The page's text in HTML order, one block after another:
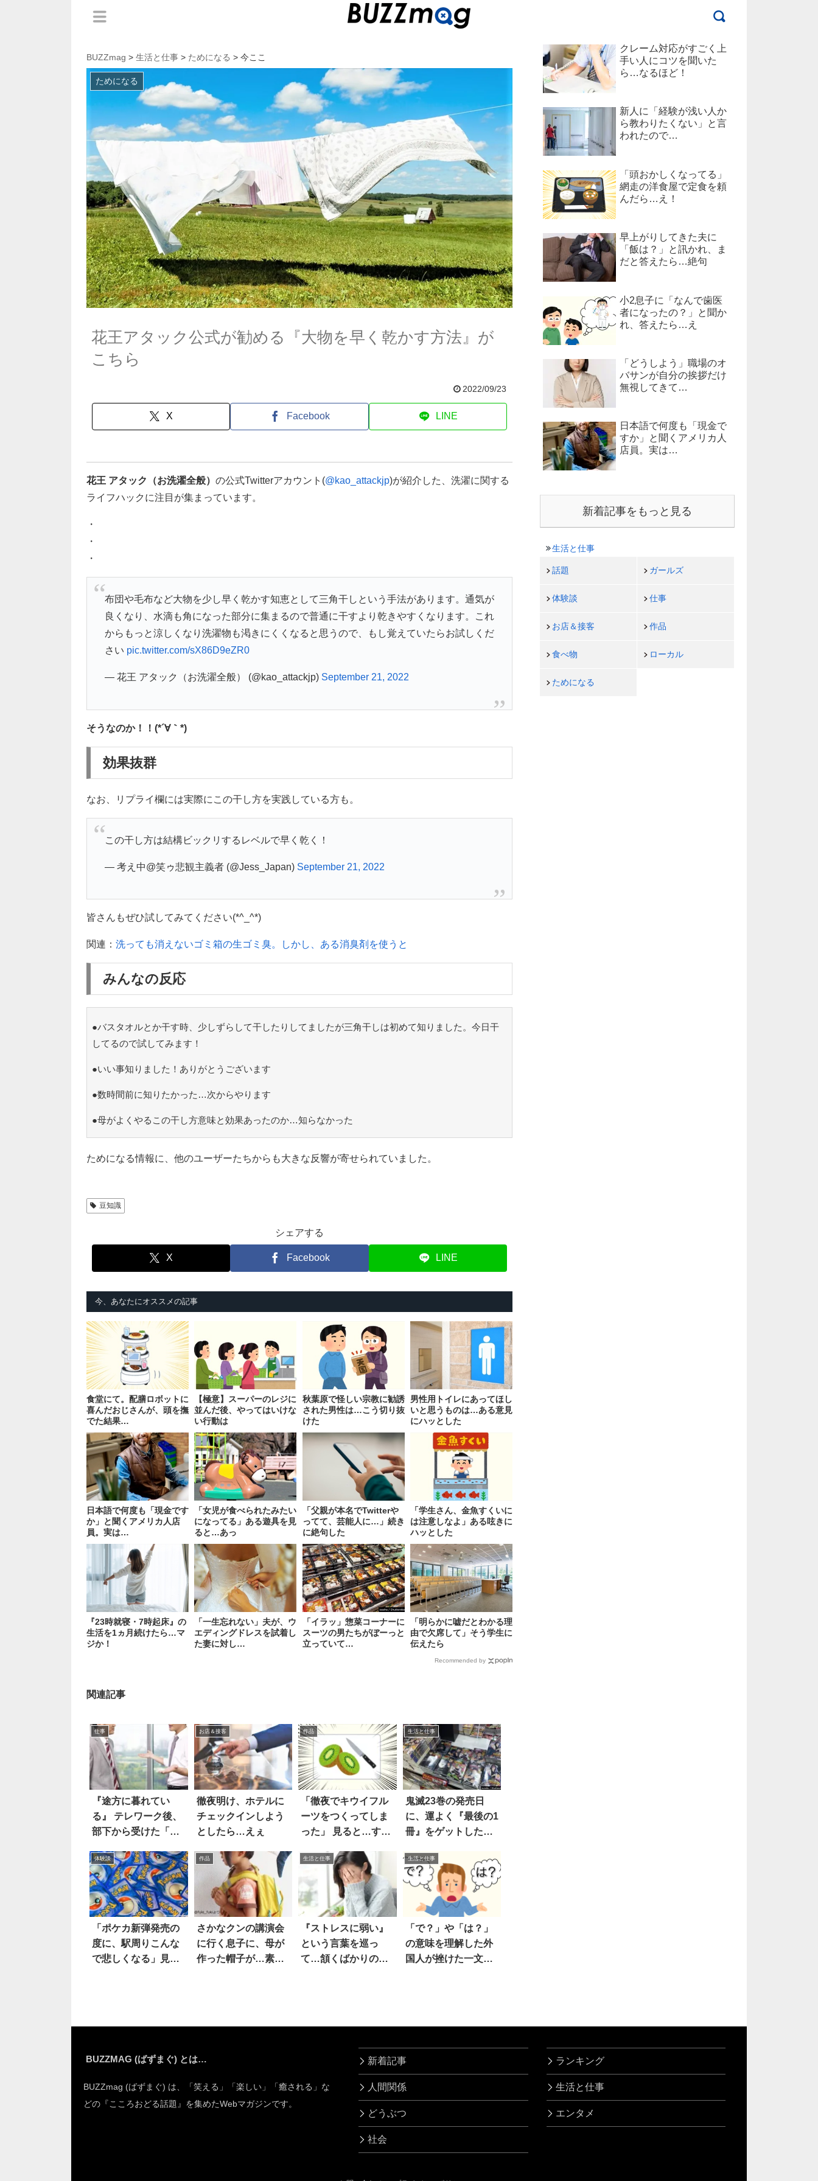
BUZZmag > 生活と仕事 > ためになる > 今ここ
ためになる
花王アタック公式が勧める『大物を早く乾かす方法』が
こちら
2022/09/23
X Facebook LINE
花王 アタック（お洗濯全般） の公式Twitterアカウント(@kao_attackjp)が紹介した、洗濯に関する
ライフハックに注目が集まっています。
・
・
・
布団や毛布など大物を少し早く乾かす知恵として三角干しという手法があります。通気が
良くなり、水滴も角になった部分に集まるので普通に干すより乾きやすくなります。これ
からもっと涼しくなり洗濯物も渇きにくくなると思うので、もし覚えていたらお試しくだ
さい pic.twitter.com/sX86D9eZR0
— 花王 アタック（お洗濯全般） (@kao_attackjp) September 21, 2022
そうなのか！！(*´∀｀*)
効果抜群
なお、リプライ欄には実際にこの干し方を実践している方も。
この干し方は結構ビックリするレベルで早く乾く！
— 考え中@笑ゥ悲観主義者 (@Jess_Japan) September 21, 2022
皆さんもぜひ試してみてください(*^_^*)
関連： 洗っても消えないゴミ箱の生ゴミ臭。しかし、ある消臭剤を使うと
みんなの反応
●バスタオルとか干す時、少しずらして干したりしてましたが三角干しは初めて知りました。今日干
してるので試してみます！
●いい事知りました！ありがとうございます
●数時間前に知りたかった…次からやります
●母がよくやるこの干し方意味と効果あったのか…知らなかった
ためになる情報に、他のユーザーたちからも大きな反響が寄せられていました。
豆知識
シェアする
X Facebook LINE
今、あなたにオススメの記事
食堂にて。配膳ロボットに
喜んだおじさんが、頭を撫
でた結果…
【極意】スーパーのレジに
並んだ後、やってはいけな
い行動は
秋葉原で怪しい宗教に勧誘
された男性は…こう切り抜
けた
男性用トイレにあってほし
いと思うものは…ある意見
にハッとした
日本語で何度も「現金です
か」と聞くアメリカ人店
員。実は…
「女児が食べられたみたい
になってる」ある遊具を見
ると…あっ
「父親が本名でTwitterや
ってて、芸能人に…」続き
に絶句した
「学生さん、金魚すくいに
は注意しなよ」ある呟きに
ハッとした
『23時就寝・7時起床』の
生活を1ヵ月続けたら…マ
ジか！
「一生忘れない」夫が、ウ
エディングドレスを試着し
た妻に対し…
「イラッ」惣菜コーナーに
スーツの男たちがぼーっと
立っていて…
「明らかに嘘だとわかる理
由で欠席して」そう学生に
伝えたら
Recommended by
関連記事
仕事
『途方に暮れてい
る』 テレワーク後、
部下から受けた「相
お店＆接客
徹夜明け、ホテルに
チェックインしよう
としたら…えぇ
作品
「徹夜でキウイフル
ーツをつくってしま
った」 見ると…すげ
生活と仕事
鬼滅23巻の発売日
に、運よく『最後の1
冊』をゲットした男
体験談
「ポケカ新弾発売の
度に、駅周りこんな
で悲しくなる」見る
作品
さかなクンの講演会
に行く息子に、母が
作った帽子が…素敵
生活と仕事
『ストレスに弱い』
という言葉を巡っ
て…頷くばかりの
生活と仕事
「で？」や「は？」
の意味を理解した外
国人が挫けた一文字
クレーム対応がすごく上
手い人にコツを聞いた
ら…なるほど！
新人に「経験が浅い人か
ら教わりたくない」と言
われたので…
「頭おかしくなってる」
網走の洋食屋で定食を頼
んだら…え！
早上がりしてきた夫に
「飯は？」と訊かれ、ま
だと答えたら…絶句
小2息子に「なんで歯医
者になったの？」と聞か
れ、答えたら…え
「どうしよう」職場のオ
バサンが自分の挨拶だけ
無視してきて…
日本語で何度も「現金で
すか」と聞くアメリカ人
店員。実は…
新着記事をもっと見る
生活と仕事
話題 ガールズ
体験談 仕事
お店＆接客 作品
食べ物 ローカル
ためになる
BUZZMAG (ばずまぐ) とは…
BUZZmag (ばずまぐ) は、「笑える」「楽しい」「癒される」な
どの『こころおどる話題』を集めたWebマガジンです。
新着記事
人間関係
どうぶつ
社会
ランキング
生活と仕事
エンタメ